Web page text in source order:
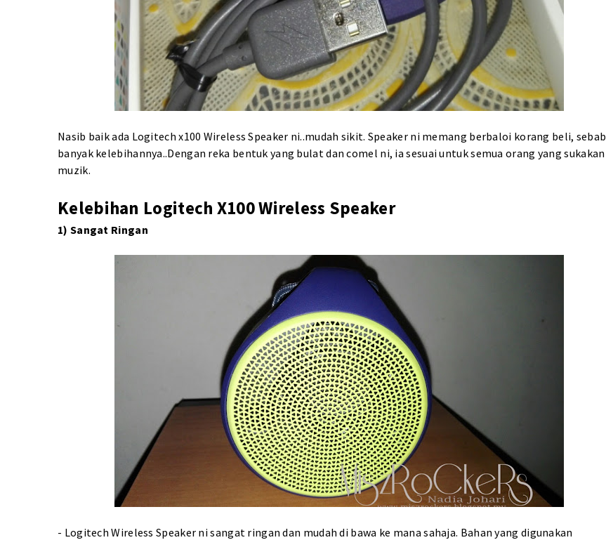
Nasib baik ada Logitech x100 Wireless Speaker ni..mudah sikit. Speaker ni memang berbaloi korang beli, sebab
banyak kelebihannya..Dengan reka bentuk yang bulat dan comel ni, ia sesuai untuk semua orang yang sukakan
muzik.
Kelebihan Logitech X100 Wireless Speaker
1) Sangat Ringan
- Logitech Wireless Speaker ni sangat ringan dan mudah di bawa ke mana sahaja. Bahan yang digunakan